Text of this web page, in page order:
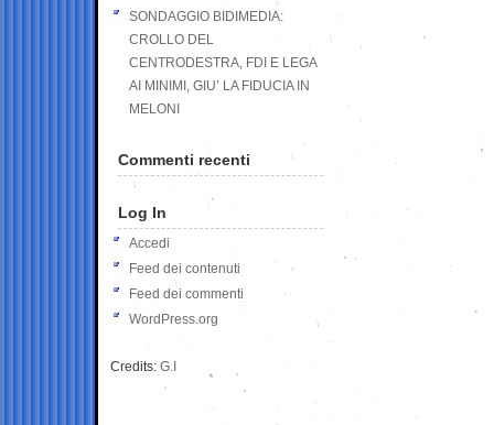
SONDAGGIO BIDIMEDIA:
CROLLO DEL
CENTRODESTRA, FDI E LEGA
AI MINIMI, GIU’ LA FIDUCIA IN
MELONI
Commenti recenti
Log In
Accedi
Feed dei contenuti
Feed dei commenti
WordPress.org
Credits: G.I